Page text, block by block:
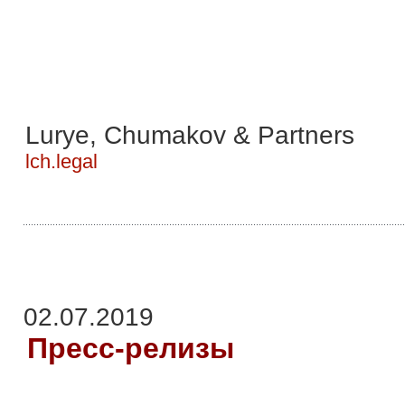
Lurye, Chumakov & Partners
lch.legal
02.07.2019
Пресс-релизы